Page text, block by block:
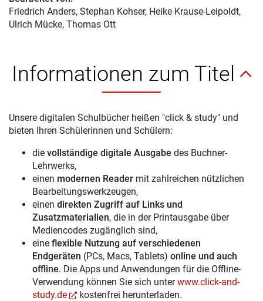
Friedrich Anders, Stephan Kohser, Heike Krause-Leipoldt,
Ulrich Mücke, Thomas Ott
Informationen zum Titel
Unsere digitalen Schulbücher heißen "click & study" und
bieten Ihren Schülerinnen und Schülern:
die vollständige digitale Ausgabe des Buchner-
Lehrwerks,
einen modernen Reader mit zahlreichen nützlichen
Bearbeitungswerkzeugen,
einen direkten Zugriff auf Links und
Zusatzmaterialien, die in der Printausgabe über
Mediencodes zugänglich sind,
eine flexible Nutzung auf verschiedenen
Endgeräten (PCs, Macs, Tablets) online und auch
offline. Die Apps und Anwendungen für die Offline-
Verwendung können Sie sich unterwww.click-and-
study.de
kostenfrei herunterladen.